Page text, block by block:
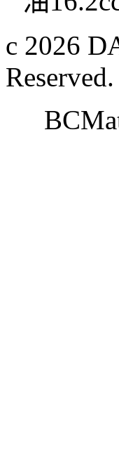
c 2026
Reserved.